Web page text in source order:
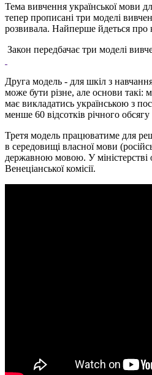
Тема вивчення української мови
тепер прописані три моделі
розвивала. Найперше йдеться про
Закон передбачає три моделі
Друга модель - для шкіл з
може бути різне, але основи такі:
має викладатись українською з
менше 60 відсотків річного
Третя модель працюватиме для
в середовищі власної мови
державною мовою. У міністерстві
Венеціанської комісії.